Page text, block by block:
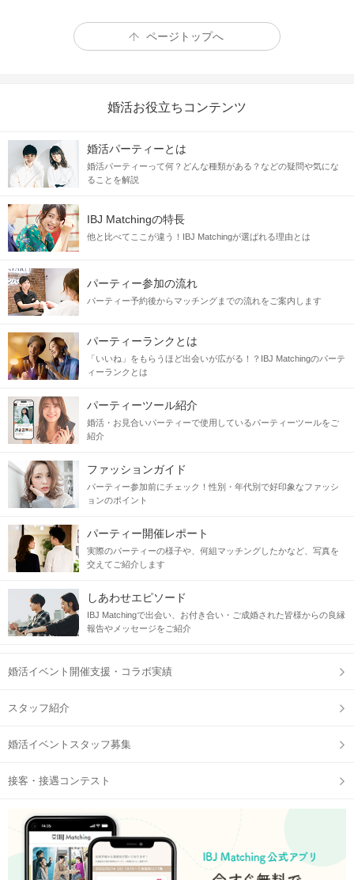
ページトップへ
婚活お役立ちコンテンツ
婚活パーティーとは
婚活パーティーって何？どんな種類がある？などの疑問や気にな
ることを解説
IBJ Matchingの特長
他と比べてここが違う！IBJ Matchingが選ばれる理由とは
パーティー参加の流れ
パーティー予約後からマッチングまでの流れをご案内します
パーティーランクとは
「いいね」をもらうほど出会いが広がる！？IBJ Matchingのパーテ
ィーランクとは
パーティーツール紹介
婚活・お見合いパーティーで使用しているパーティーツールをご
紹介
ファッションガイド
パーティー参加前にチェック！性別・年代別で好印象なファッシ
ョンのポイント
パーティー開催レポート
実際のパーティーの様子や、何組マッチングしたかなど、写真を
交えてご紹介します
しあわせエピソード
IBJ Matchingで出会い、お付き合い・ご成婚された皆様からの良縁
報告やメッセージをご紹介
婚活イベント開催支援・コラボ実績
スタッフ紹介
婚活イベントスタッフ募集
接客・接遇コンテスト